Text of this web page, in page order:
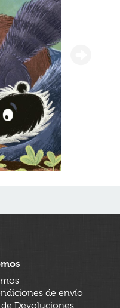
de envío
Devoluciones